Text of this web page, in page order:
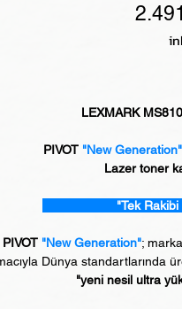
LEXMARK
PIVOT "New Generation"
Lazer toner
"Tek Rakibi
PIVOT "New Generation";
Dünya standartlarında
"yeni nesil ultra